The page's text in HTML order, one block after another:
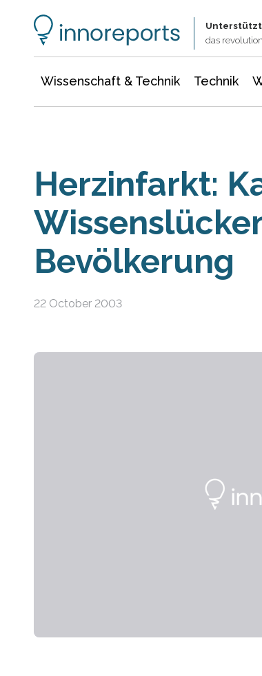
das
Wissenschaft & Technik Technik
Herzinfarkt:
Bevölkerung
22 October 2003